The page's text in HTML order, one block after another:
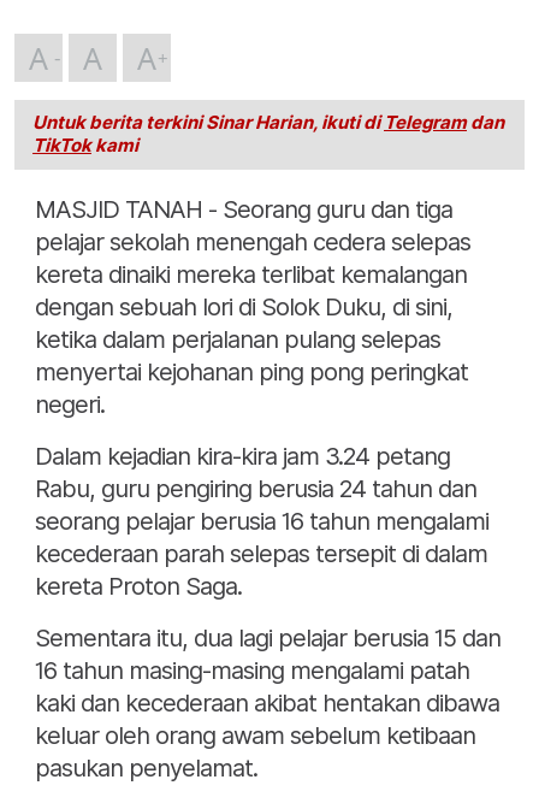
A A A
Untuk berita terkini Sinar Harian, ikuti di Telegramdan
TikTokkami
MASJID TANAH - Seorang guru dan tiga
pelajar sekolah menengah cedera selepas
kereta dinaiki mereka terlibat kemalangan
dengan sebuah lori di Solok Duku, di sini,
ketika dalam perjalanan pulang selepas
menyertai kejohanan ping pong peringkat
negeri.
Dalam kejadian kira-kira jam 3.24 petang
Rabu, guru pengiring berusia 24 tahun dan
seorang pelajar berusia 16 tahun mengalami
kecederaan parah selepas tersepit di dalam
kereta Proton Saga.
Sementara itu, dua lagi pelajar berusia 15 dan
16 tahun masing-masing mengalami patah
kaki dan kecederaan akibat hentakan dibawa
keluar oleh orang awam sebelum ketibaan
pasukan penyelamat.